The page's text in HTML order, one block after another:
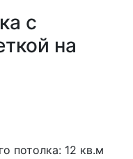
с
на
потолка: 12 кв.м